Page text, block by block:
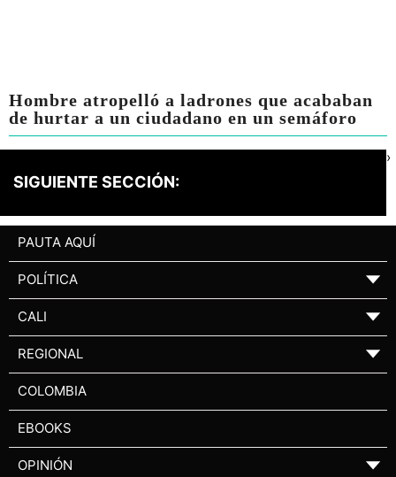
Hombre atropelló a ladrones que acababan
de hurtar a un ciudadano en un semáforo
SIGUIENTE SECCIÓN:
›
PAUTA AQUÍ
POLÍTICA ▼
CALI ▼
REGIONAL ▼
COLOMBIA
EBOOKS
OPINIÓN ▼